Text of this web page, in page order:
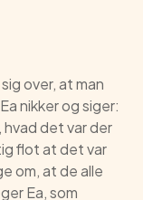
over, at man
nikker og siger:
det var der
flot at det var
om, at de alle
Ea, som